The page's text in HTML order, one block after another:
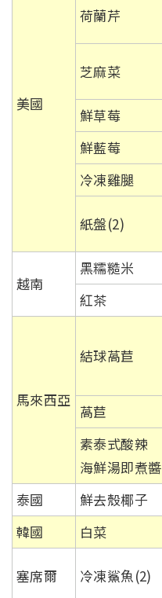
美國
荷蘭芹
芝麻菜
鮮草莓
鮮藍莓
冷凍雞腿
紙盤(2)
越南
黑糯糙米
紅茶
馬來西亞
結球萵苣
萵苣
素泰式酸辣
海鮮湯即煮醬
泰國
鮮去殼椰子
韓國
白菜
塞席爾 冷凍鯊魚(2)